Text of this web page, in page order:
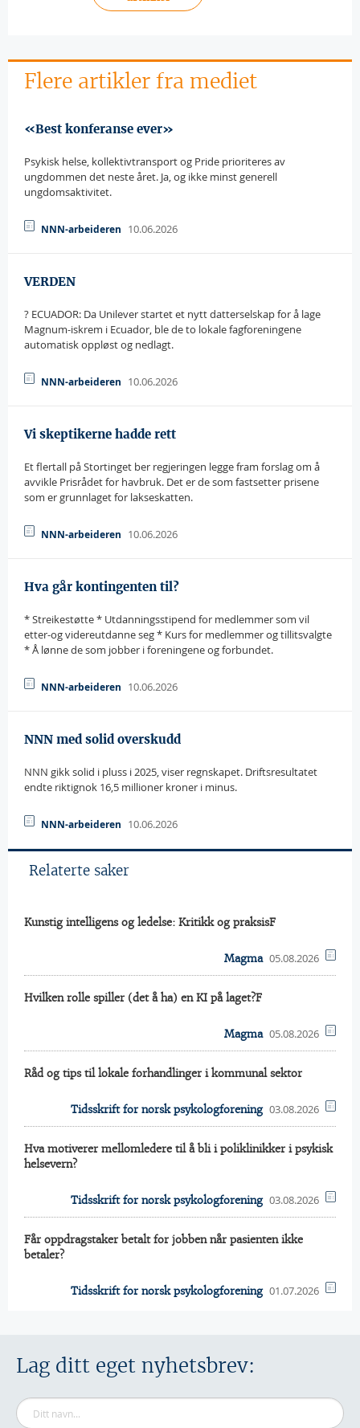
Flere artikler fra mediet
«Best konferanse ever»
Psykisk helse, kollektivtransport og Pride prioriteres av
ungdommen det neste året. Ja, og ikke minst generell
ungdomsaktivitet.
NNN-arbeideren 10.06.2026
VERDEN
? ECUADOR: Da Unilever startet et nytt datterselskap for å lage
Magnum-iskrem i Ecuador, ble de to lokale fagforeningene
automatisk oppløst og nedlagt.
NNN-arbeideren 10.06.2026
Vi skeptikerne hadde rett
Et flertall på Stortinget ber regjeringen legge fram forslag om å
avvikle Prisrådet for havbruk. Det er de som fastsetter prisene
som er grunnlaget for lakseskatten.
NNN-arbeideren 10.06.2026
Hva går kontingenten til?
* Streikestøtte * Utdanningsstipend for medlemmer som vil
etter-og videreutdanne seg * Kurs for medlemmer og tillitsvalgte
* Å lønne de som jobber i foreningene og forbundet.
NNN-arbeideren 10.06.2026
NNN med solid overskudd
NNN gikk solid i pluss i 2025, viser regnskapet. Driftsresultatet
endte riktignok 16,5 millioner kroner i minus.
NNN-arbeideren 10.06.2026
Relaterte saker
Kunstig intelligens og ledelse: Kritikk og praksisF
Magma 05.08.2026
Hvilken rolle spiller (det å ha) en KI på laget?F
Magma 05.08.2026
Råd og tips til lokale forhandlinger i kommunal sektor
Tidsskrift for norsk psykologforening 03.08.2026
Hva motiverer mellomledere til å bli i poliklinikker i psykisk
helsevern?
Tidsskrift for norsk psykologforening 03.08.2026
Får oppdragstaker betalt for jobben når pasienten ikke
betaler?
Tidsskrift for norsk psykologforening 01.07.2026
Lag ditt eget nyhetsbrev: